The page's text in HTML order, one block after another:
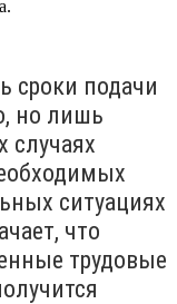
сроки подачи
но лишь
случаях
ситуациях
что
трудовые